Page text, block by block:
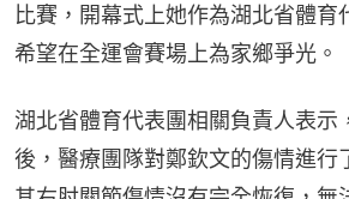
比賽，開幕式上她作為湖北省體育
希望在全運會賽場上為家鄉爭光。
湖北省體育代表團相關負責人表示
後，醫療團隊對鄭欽文的傷情進行